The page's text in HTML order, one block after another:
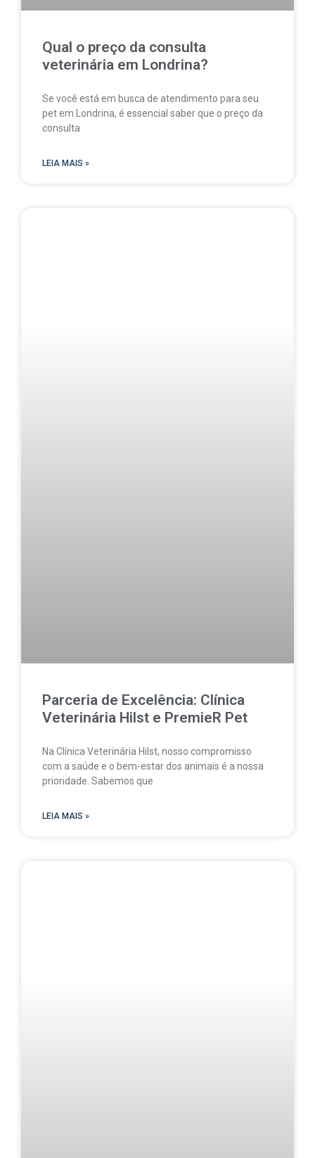
Qual o preço da consulta
veterinária em Londrina?
Se você está em busca de atendimento para seu
pet em Londrina, é essencial saber que o preço da
consulta
LEIA MAIS »
Parceria de Excelência: Clínica
Veterinária Hilst e PremieR Pet
Na Clínica Veterinária Hilst, nosso compromisso
com a saúde e o bem-estar dos animais é a nossa
prioridade. Sabemos que
LEIA MAIS »